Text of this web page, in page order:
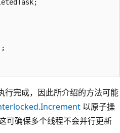
行完成，因此所介绍的方法可能
以原子操
可确保多个线程不会并行更新